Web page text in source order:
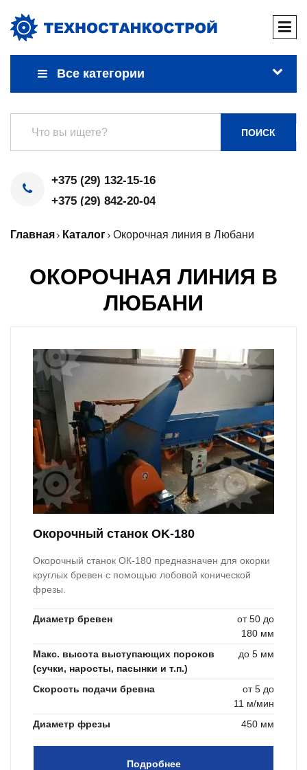
Все категории
ПОИСК
+375 (29) 132-15-16
+375 (29) 842-20-04
Главная Каталог Окорочная линия в Любани
ОКОРОЧНАЯ ЛИНИЯ В
ЛЮБАНИ
Окорочный станок OK-180
Окорочный станок ОК-180 предназначен для окорки
круглых бревен с помощью лобовой конической
фрезы.
Диаметр бревен
от 50 до
180 мм
Макс. высота выступающих пороков
(сучки, наросты, пасынки и т.п.)
до 5 мм
Скорость подачи бревна
от 5 до
11 м/мин
Диаметр фрезы
450 мм
Подробнее